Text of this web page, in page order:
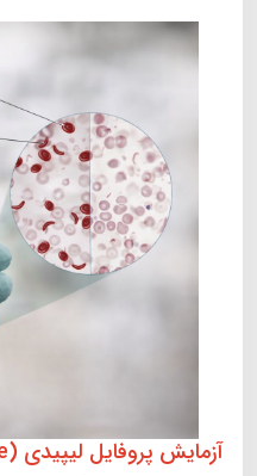
آزمایش پروفایل لیپیدی (Lipids Profile)